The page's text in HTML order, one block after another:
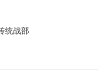
统战部